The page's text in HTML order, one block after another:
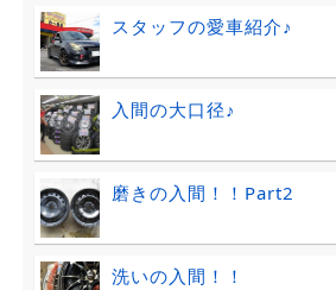
スタッフの愛車紹介♪
入間の大口径♪
磨きの入間！！Part2
洗いの入間！！